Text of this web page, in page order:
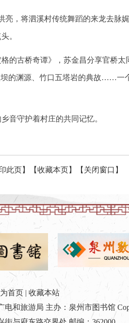
，将泗溪村传统舞蹈的来龙去脉
。
的古桥奇谭》，苏金昌分享官桥
的渊源、竹口五塔岩的典故……一
音守护着村庄的共同记忆。
此页】 【收藏本页】 【关闭窗口】
首页 | 收藏本站
和旅游局 主办：泉州市图书馆